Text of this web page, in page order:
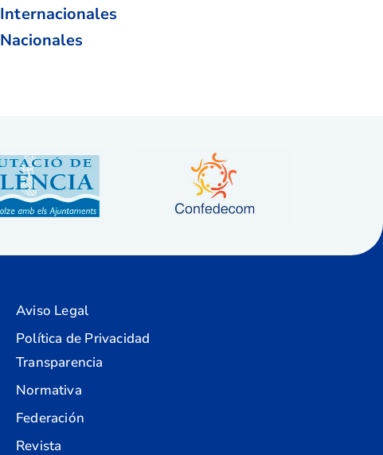
Internacionales
Nacionales
Aviso Legal
Política de Privacidad
Transparencia
Normativa
Federación
Revista